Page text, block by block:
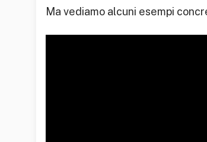
Ma vediamo alcuni esempi